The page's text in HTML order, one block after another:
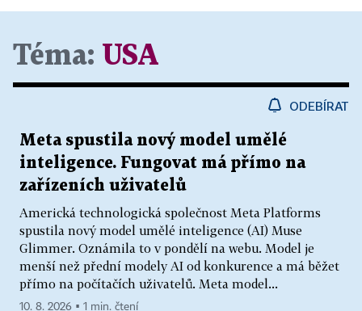
Téma: USA
ODEBÍRAT
Meta spustila nový model umělé
inteligence. Fungovat má přímo na
zařízeních uživatelů
Americká technologická společnost Meta Platforms
spustila nový model umělé inteligence (AI) Muse
Glimmer. Oznámila to v pondělí na webu. Model je
menší než přední modely AI od konkurence a má běžet
přímo na počítačích uživatelů. Meta model...
10. 8. 2026 ▪ 1 min. čtení